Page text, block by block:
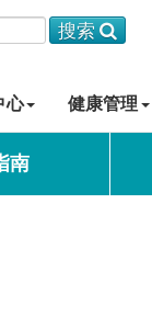
心 健康管理
南